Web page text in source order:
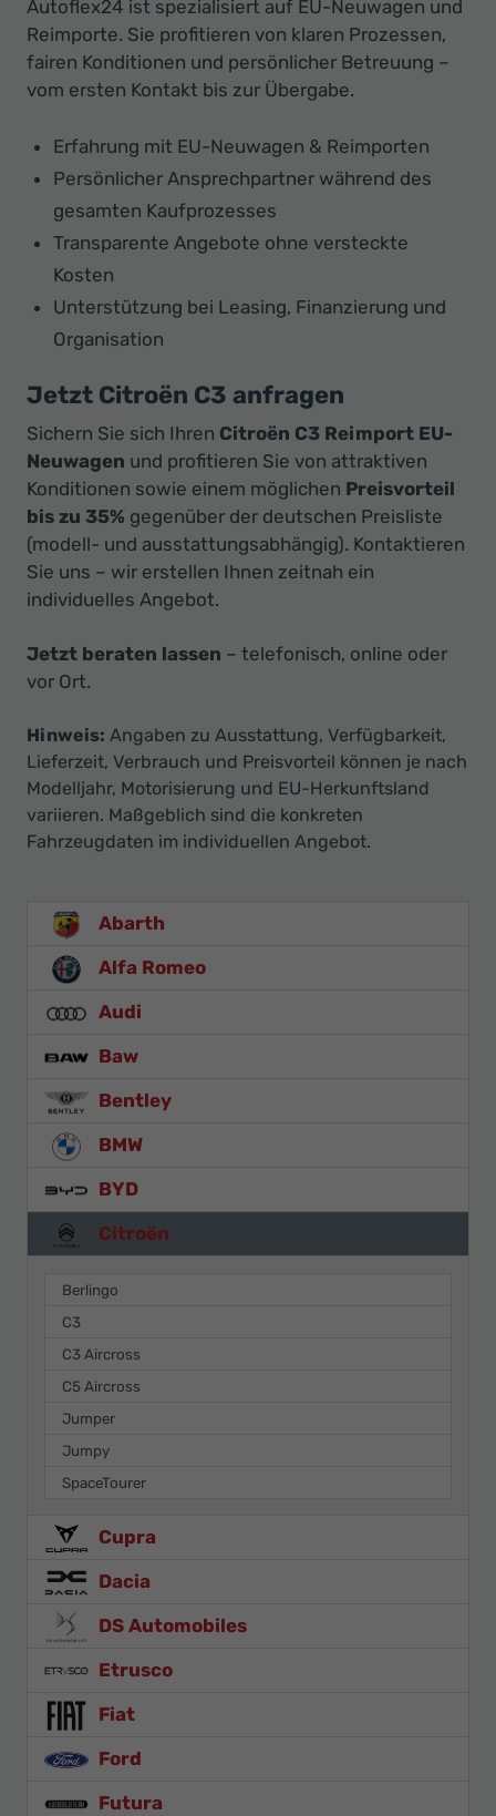
Autoflex24 ist spezialisiert auf EU-Neuwagen und
Reimporte. Sie profitieren von klaren Prozessen,
fairen Konditionen und persönlicher Betreuung –
vom ersten Kontakt bis zur Übergabe.
Erfahrung mit EU-Neuwagen & Reimporten
Persönlicher Ansprechpartner während des
gesamten Kaufprozesses
Transparente Angebote ohne versteckte
Kosten
Unterstützung bei Leasing, Finanzierung und
Organisation
Jetzt Citroën C3 anfragen
Sichern Sie sich Ihren Citroën C3 Reimport EU-
Neuwagen und profitieren Sie von attraktiven
Konditionen sowie einem möglichen Preisvorteil
bis zu 35% gegenüber der deutschen Preisliste
(modell- und ausstattungsabhängig). Kontaktieren
Sie uns – wir erstellen Ihnen zeitnah ein
individuelles Angebot.
Jetzt beraten lassen – telefonisch, online oder
vor Ort.
Hinweis: Angaben zu Ausstattung, Verfügbarkeit,
Lieferzeit, Verbrauch und Preisvorteil können je nach
Modelljahr, Motorisierung und EU-Herkunftsland
variieren. Maßgeblich sind die konkreten
Fahrzeugdaten im individuellen Angebot.
Abarth
Alfa Romeo
Audi
Baw
Bentley
BMW
BYD
Citroën
Berlingo
C3
C3 Aircross
C5 Aircross
Jumper
Jumpy
SpaceTourer
Cupra
Dacia
DS Automobiles
Etrusco
Fiat
Ford
Futura